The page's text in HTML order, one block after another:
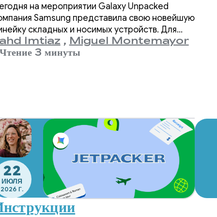
нового
на мероприятии Galaxy Unpacked
Samsung представила свою новейшую
складных и носимых устройств. Для
это означает, что разнообразие
факторов, размеров экранов и положений
Imtiaz , Miguel Montemayor
Чтение 3 минуты
22
ИЮЛЯ
2026 Г.